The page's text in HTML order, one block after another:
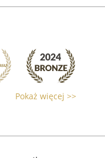
Pokaż więcej >>